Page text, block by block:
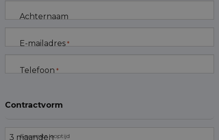
Achternaam
E-mailadres *
Telefoon *
Contractvorm
Gewenste looptijd